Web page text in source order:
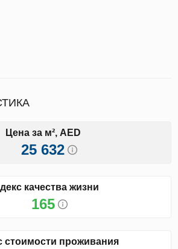
Цена за м², AED
25 632
качества жизни
165
стоимости проживания